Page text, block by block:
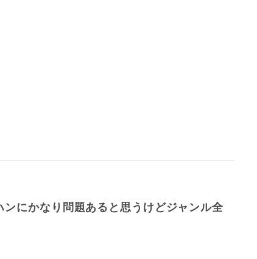
にかなり問題あると思うけどジャンル全